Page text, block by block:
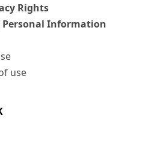
Rights
Personal Information
use